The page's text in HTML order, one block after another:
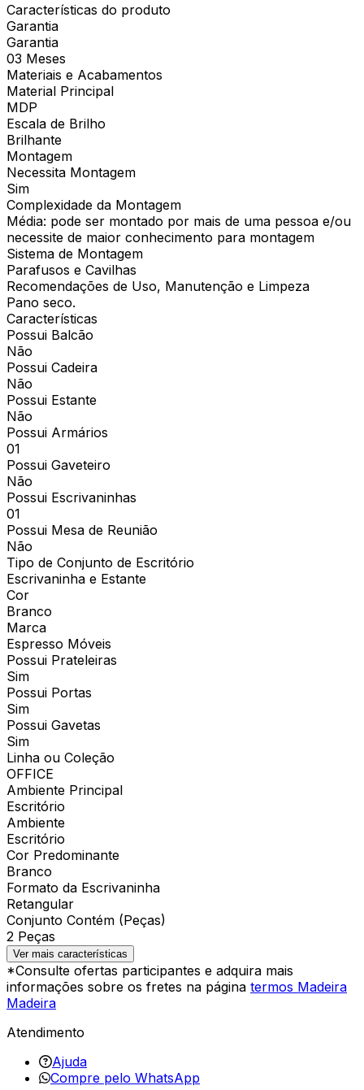
Características do produto
Garantia
Garantia
03 Meses
Materiais e Acabamentos
Material Principal
MDP
Escala de Brilho
Brilhante
Montagem
Necessita Montagem
Sim
Complexidade da Montagem
Média: pode ser montado por mais de uma pessoa e/ou
necessite de maior conhecimento para montagem
Sistema de Montagem
Parafusos e Cavilhas
Recomendações de Uso, Manutenção e Limpeza
Pano seco.
Características
Possui Balcão
Não
Possui Cadeira
Não
Possui Estante
Não
Possui Armários
01
Possui Gaveteiro
Não
Possui Escrivaninhas
01
Possui Mesa de Reunião
Não
Tipo de Conjunto de Escritório
Escrivaninha e Estante
Cor
Branco
Marca
Espresso Móveis
Possui Prateleiras
Sim
Possui Portas
Sim
Possui Gavetas
Sim
Linha ou Coleção
OFFICE
Ambiente Principal
Escritório
Ambiente
Escritório
Cor Predominante
Branco
Formato da Escrivaninha
Retangular
Conjunto Contém (Peças)
2 Peças
Ver mais características
*Consulte ofertas participantes e adquira mais
informações sobre os fretes na página termos Madeira
Madeira
Atendimento
Ajuda
Compre pelo WhatsApp